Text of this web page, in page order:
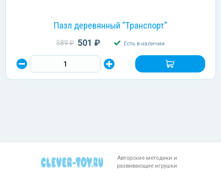
Пазл деревянный "Транспорт"
589 ₽ 501 ₽ Есть в наличии
Авторские методики и
развивающие игрушки